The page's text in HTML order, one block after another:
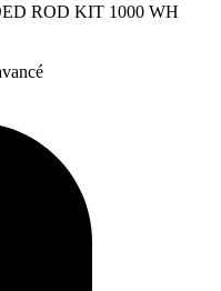
ROD KIT 1000 WH